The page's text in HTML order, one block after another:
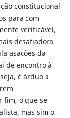
constitucional
para com
verificável,
desafiadora
asações da
de encontro à
é árduo à
fim, o que se
mas sim o